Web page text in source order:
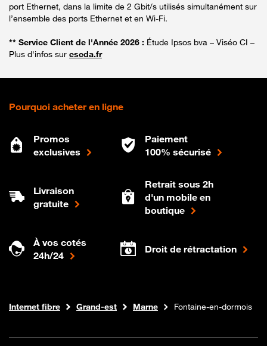
port Ethernet, dans la limite de 2 Gbit/s utilisés simultanément sur
l’ensemble des ports Ethernet et en Wi-Fi.
** Service Client de l'Année 2026 : Étude Ipsos bva – Viséo CI –
Plus d'infos sur escda.fr
Pourquoi acheter en ligne
Promos
exclusives
Paiement
100% sécurisé
Livraison
gratuite
Retrait sous 2h
d'un mobile en
boutique
À vos cotés
24h/24
Droit de rétractation
Boutique Orange
Internet fibre Grand-est Marne Fontaine-en-dormois